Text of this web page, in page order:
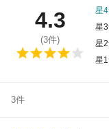
4.3
(3件)
星
星
星
星
3件
送料無料
Pontaパス特典対象